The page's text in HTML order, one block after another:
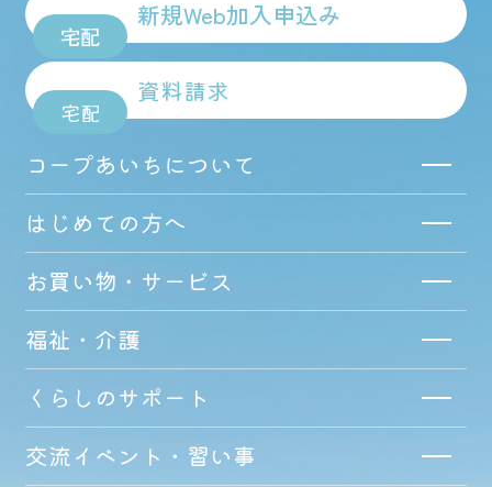
宅配
新規Web加入申込み
宅配
資料請求
コープあいちについて
はじめての方へ
お買い物・サービス
福祉・介護
くらしのサポート
交流イベント・習い事